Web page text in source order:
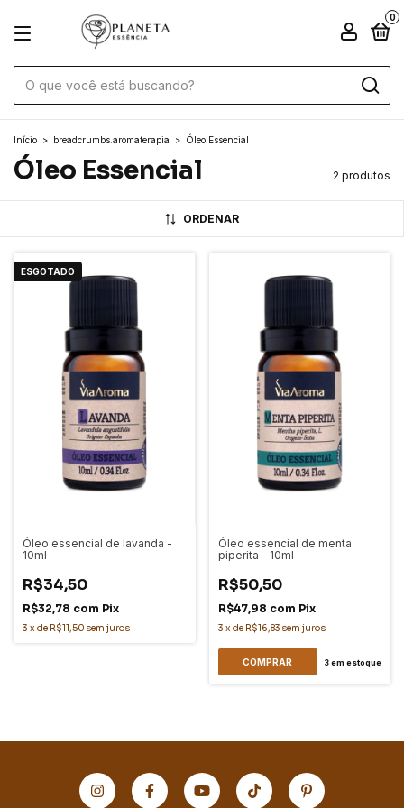
0
Início > breadcrumbs.aromaterapia > Óleo Essencial
Óleo Essencial 2 produtos
ORDENAR
ESGOTADO
Óleo essencial de lavanda -
10ml
R$34,50
R$32,78 com Pix
3 xde R$11,50 sem juros
Óleo essencial de menta
piperita - 10ml
R$50,50
R$47,98 com Pix
3 xde R$16,83 sem juros
3em estoque